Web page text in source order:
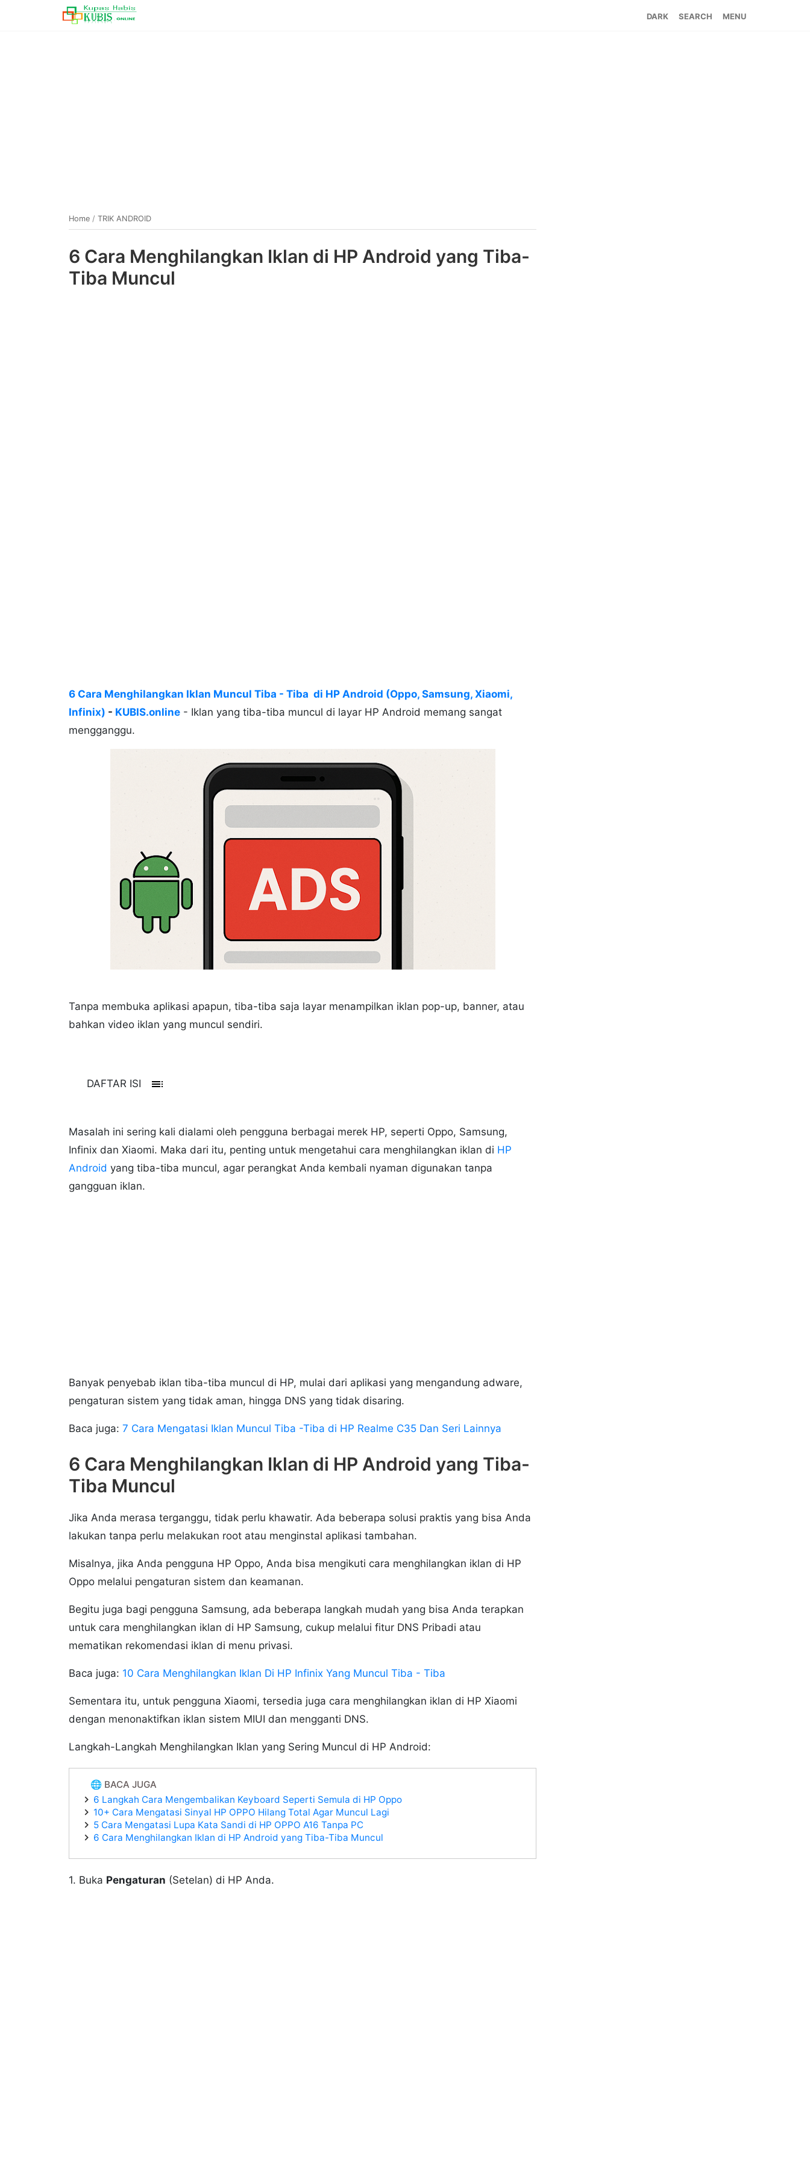
SEARCH MENU
Home / TRIK ANDROID
6 Cara Menghilangkan Iklan di HP Android yang Tiba-
Tiba Muncul
6 Cara Menghilangkan Iklan Muncul Tiba - Tiba di HP Android (Oppo, Samsung, Xiaomi,
Infinix) - KUBIS.online - Iklan yang tiba-tiba muncul di layar HP Android memang sangat
mengganggu.
Tanpa membuka aplikasi apapun, tiba-tiba saja layar menampilkan iklan pop-up, banner, atau
bahkan video iklan yang muncul sendiri.
DAFTAR ISI toc
Masalah ini sering kali dialami oleh pengguna berbagai merek HP, seperti Oppo, Samsung,
Infinix dan Xiaomi. Maka dari itu, penting untuk mengetahui cara menghilangkan iklan di HP
Android yang tiba-tiba muncul, agar perangkat Anda kembali nyaman digunakan tanpa
gangguan iklan.
Banyak penyebab iklan tiba-tiba muncul di HP, mulai dari aplikasi yang mengandung adware,
pengaturan sistem yang tidak aman, hingga DNS yang tidak disaring.
Baca juga: 7 Cara Mengatasi Iklan Muncul Tiba -Tiba di HP Realme C35 Dan Seri Lainnya
6 Cara Menghilangkan Iklan di HP Android yang Tiba-
Tiba Muncul
Jika Anda merasa terganggu, tidak perlu khawatir. Ada beberapa solusi praktis yang bisa Anda
lakukan tanpa perlu melakukan root atau menginstal aplikasi tambahan.
Misalnya, jika Anda pengguna HP Oppo, Anda bisa mengikuti cara menghilangkan iklan di HP
Oppo melalui pengaturan sistem dan keamanan.
Begitu juga bagi pengguna Samsung, ada beberapa langkah mudah yang bisa Anda terapkan
untuk cara menghilangkan iklan di HP Samsung, cukup melalui fitur DNS Pribadi atau
mematikan rekomendasi iklan di menu privasi.
Baca juga: 10 Cara Menghilangkan Iklan Di HP Infinix Yang Muncul Tiba - Tiba
Sementara itu, untuk pengguna Xiaomi, tersedia juga cara menghilangkan iklan di HP Xiaomi
dengan menonaktifkan iklan sistem MIUI dan mengganti DNS.
Langkah-Langkah Menghilangkan Iklan yang Sering Muncul di HP Android:
🌐 BACA JUGA
6 Langkah Cara Mengembalikan Keyboard Seperti Semula di HP Oppo
10+ Cara Mengatasi Sinyal HP OPPO Hilang Total Agar Muncul Lagi
5 Cara Mengatasi Lupa Kata Sandi di HP OPPO A16 Tanpa PC
6 Cara Menghilangkan Iklan di HP Android yang Tiba-Tiba Muncul
1. Buka Pengaturan (Setelan) di HP Anda.